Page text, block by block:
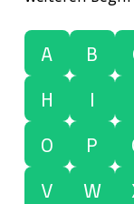
A B
H
I
O
P
V
W